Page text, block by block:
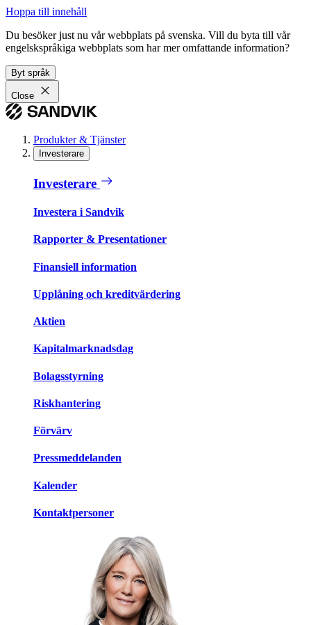
Hoppa till innehåll
Du besöker just nu vår webbplats på svenska. Vill du byta till vår
engelskspråkiga webbplats som har mer omfattande information?
Byt språk
Close
Produkter & Tjänster
Investerare
Investerare
Investera i Sandvik
Rapporter & Presentationer
Finansiell information
Upplåning och kreditvärdering
Aktien
Kapitalmarknadsdag
Bolagsstyrning
Riskhantering
Förvärv
Pressmeddelanden
Kalender
Kontaktpersoner